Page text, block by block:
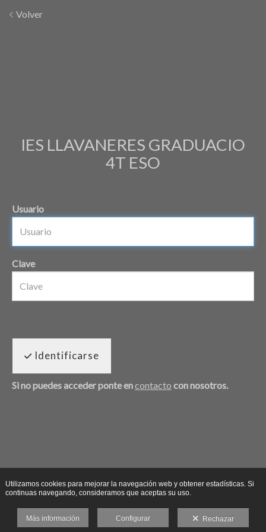
Volver
IES LLAVANERES GRADUACIO
4T ESO
Usuario
Clave
Identificarse
Si no puedes acceder ponte encontacto con nosotros.
Utilizamos cookies para mejorar la navegación web y obtener estadísticas. Si
continuas navegando, consideramos que aceptas su uso.
Más información Configurar Rechazar